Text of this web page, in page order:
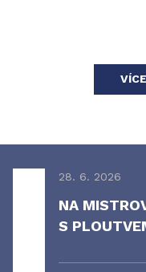
28. 6. 2026
NA
S